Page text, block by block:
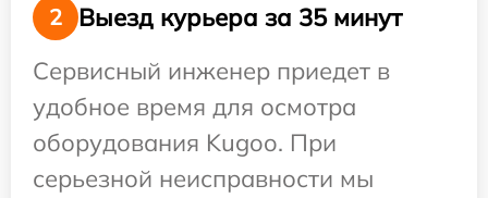
2
Выезд курьера за 35 минут
Сервисный инженер приедет в
удобное время для осмотра
оборудования Kugoo. При
серьезной неисправности мы